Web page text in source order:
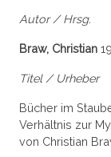
Autor / Hrsg.
Braw, Christian
Titel / Urheber
Bücher im
Verhältnis zur
von Christian